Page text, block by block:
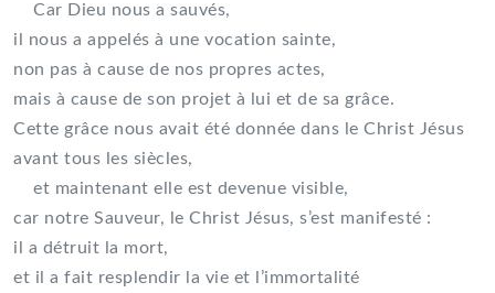
Car Dieu nous a sauvés,
il nous a appelés à une vocation sainte,
non pas à cause de nos propres actes,
mais à cause de son projet à lui et de sa grâce.
Cette grâce nous avait été donnée dans le Christ Jésus
avant tous les siècles,
et maintenant elle est devenue visible,
car notre Sauveur, le Christ Jésus, s’est manifesté :
il a détruit la mort,
et il a fait resplendir la vie et l’immortalité